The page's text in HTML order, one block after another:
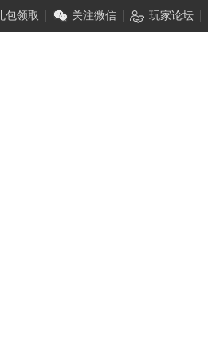
包领取 关注微信 玩家论坛